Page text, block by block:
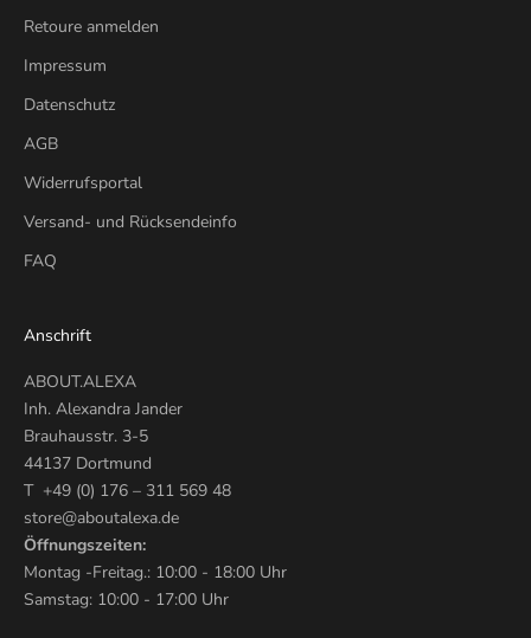
Retoure anmelden
Impressum
Datenschutz
AGB
Widerrufsportal
Versand- und Rücksendeinfo
FAQ
Anschrift
ABOUT.ALEXA
Inh. Alexandra Jander
Brauhausstr. 3-5
44137 Dortmund
T +49 (0) 176 – 311 569 48
store@aboutalexa.de
Öffnungszeiten:
Montag -Freitag.: 10:00 - 18:00 Uhr
Samstag: 10:00 - 17:00 Uhr